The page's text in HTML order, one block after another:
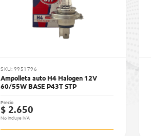
SKU: 9951796
Ampolleta auto H4 Halogen 12V
60/55W BASE P43T STP
Precio
$ 2.650
No Incluye IVA